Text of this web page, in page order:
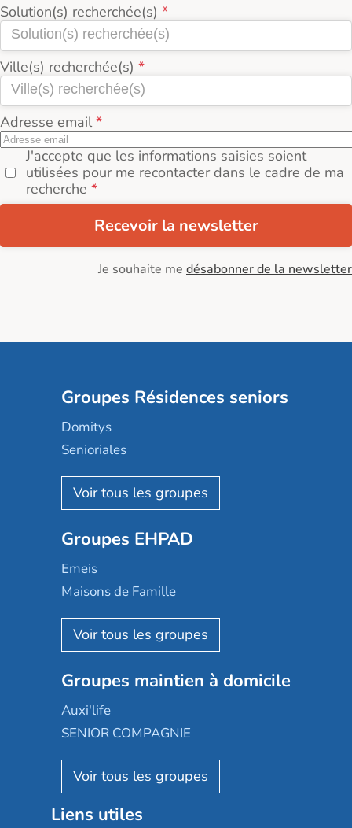
Solution(s) recherchée(s)
Ville(s) recherchée(s)
Adresse email
J'accepte que les informations saisies soient
utilisées pour me recontacter dans le cadre de ma
recherche
Recevoir la newsletter
Je souhaite me désabonner de la newsletter
Groupes Résidences seniors
Domitys
Senioriales
Nohée
Les Résidentiels
Mobicap
Domusvi
Happy Senior
Aquarelia
Nexity edenea
Les jardins d'Arcadie
Occitalia
Appartseniors
Reseda
Stella management
Les villages d'or
Groupes EHPAD
Emeis
Maisons de Famille
Korian
Emera
Groupe SOS
Le Noble Âge
Almage
Résidalya
Groupe aplus
Groupes maintien à domicile
Auxi'life
SENIOR COMPAGNIE
AGE D'OR Services
Liens utiles